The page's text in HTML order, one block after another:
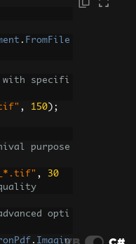
. FromFile
with specifi
, 150 );
purpose
,
30
opti
. Imagin